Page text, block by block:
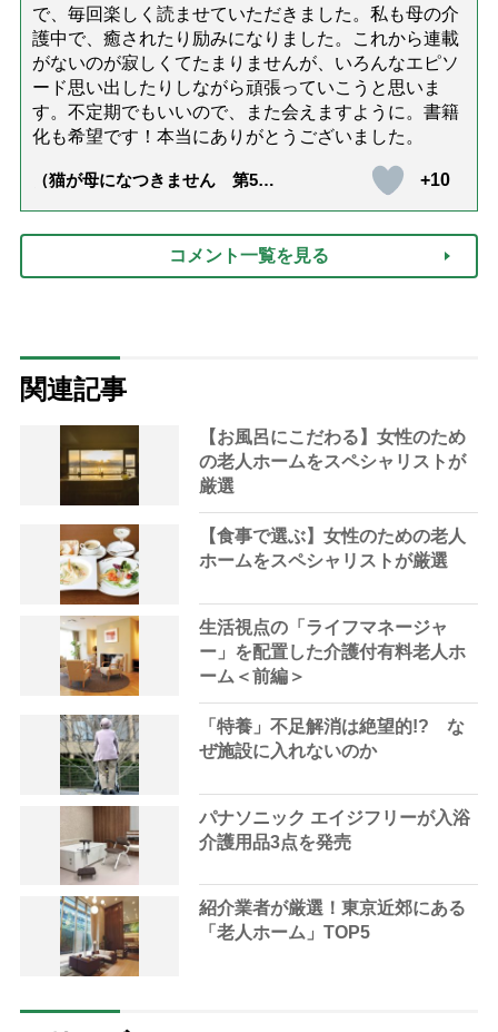
で、毎回楽しく読ませていただきました。私も母の介
護中で、癒されたり励みになりました。これから連載
がないのが寂しくてたまりませんが、いろんなエピソ
ード思い出したりしながら頑張っていこうと思いま
す。不定期でもいいので、また会えますように。書籍
化も希望です！本当にありがとうございました。
（猫が母になつきません 第500
+10
コメント一覧を見る
関連記事
【お風呂にこだわる】女性のため
の老人ホームをスペシャリストが
厳選
【食事で選ぶ】女性のための老人
ホームをスペシャリストが厳選
生活視点の「ライフマネージャ
ー」を配置した介護付有料老人ホ
ーム＜前編＞
「特養」不足解消は絶望的!? な
ぜ施設に入れないのか
パナソニック エイジフリーが入浴
介護用品3点を発売
紹介業者が厳選！東京近郊にある
「老人ホーム」TOP5